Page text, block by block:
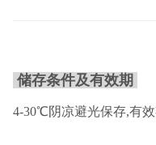
储存条件及有效期
4-30℃阴凉避光保存,有效